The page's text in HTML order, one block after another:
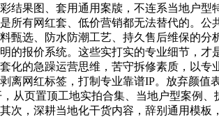
果图、套用通用案牍，不连系当地户
有网红套、低价营销都无法替代的。
选、防水防潮工艺、持久售后维保的
报价系统。这些实打实的专业细节，
的急躁运营思维，苦守拆修素质，以
网红标签，打制专业靠谱IP。放弃颜
从页置顶工地实拍合集、当地户型案例
，深耕当地化干货内容，辞别通用模板